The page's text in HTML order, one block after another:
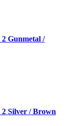
Gunmetal /
Silver / Brown